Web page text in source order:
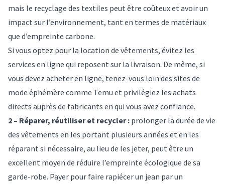
mais le recyclage des textiles peut être coûteux et avoir un
impact sur l’environnement, tant en termes de matériaux
que d’empreinte carbone.
Si vous optez pour la location de vêtements, évitez les
services en ligne qui reposent sur la livraison. De même, si
vous devez acheter en ligne, tenez-vous loin des sites de
mode éphémère comme Temu et privilégiez les achats
directs auprès de fabricants en qui vous avez confiance.
2 – Réparer, réutiliser et recycler : prolonger la durée de vie
des vêtements en les portant plusieurs années et en les
réparant si nécessaire, au lieu de les jeter, peut être un
excellent moyen de réduire l’empreinte écologique de sa
garde-robe. Payer pour faire rapiécer un jean par un